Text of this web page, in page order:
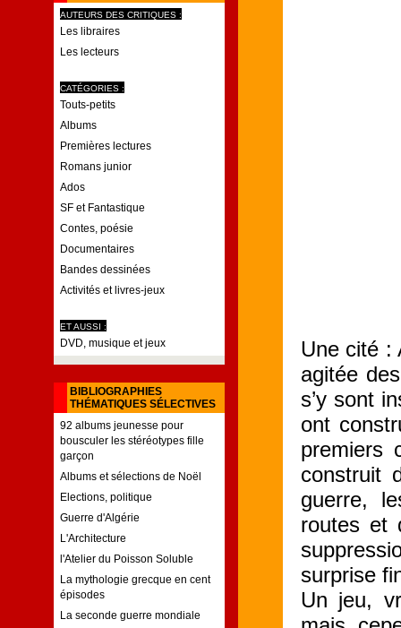
AUTEURS DES CRITIQUES :
Les libraires
Les lecteurs
CATÉGORIES :
Touts-petits
Albums
Premières lectures
Romans junior
Ados
SF et Fantastique
Contes, poésie
Documentaires
Bandes dessinées
Activités et livres-jeux
ET AUSSI :
DVD, musique et jeux
BIBLIOGRAPHIES
THÉMATIQUES SÉLECTIVES
92 albums jeunesse pour
bousculer les stéréotypes fille
garçon
Albums et sélections de Noël
Elections, politique
Guerre d'Algérie
L'Architecture
l'Atelier du Poisson Soluble
La mythologie grecque en cent
épisodes
La seconde guerre mondiale
Une cité :
agitée
s’y sont
ont
premiers
construit
guerre,
routes et
surprise
Un jeu,